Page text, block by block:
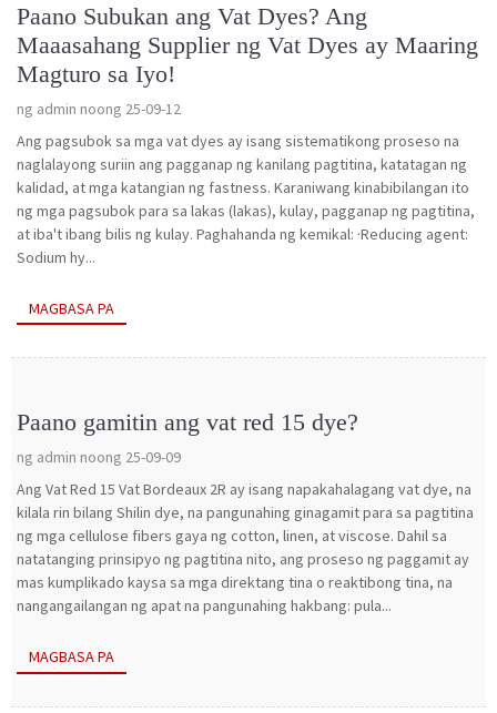
Paano Subukan ang Vat Dyes? Ang
Maaasahang Supplier ng Vat Dyes ay Maaring
Magturo sa Iyo!
ng admin noong 25-09-12
Ang pagsubok sa mga vat dyes ay isang sistematikong proseso na
naglalayong suriin ang pagganap ng kanilang pagtitina, katatagan ng
kalidad, at mga katangian ng fastness. Karaniwang kinabibilangan ito
ng mga pagsubok para sa lakas (lakas), kulay, pagganap ng pagtitina,
at iba't ibang bilis ng kulay. Paghahanda ng kemikal: ·Reducing agent:
Sodium hy...
MAGBASA PA
Paano gamitin ang vat red 15 dye?
ng admin noong 25-09-09
Ang Vat Red 15 Vat Bordeaux 2R ay isang napakahalagang vat dye, na
kilala rin bilang Shilin dye, na pangunahing ginagamit para sa pagtitina
ng mga cellulose fibers gaya ng cotton, linen, at viscose. Dahil sa
natatanging prinsipyo ng pagtitina nito, ang proseso ng paggamit ay
mas kumplikado kaysa sa mga direktang tina o reaktibong tina, na
nangangailangan ng apat na pangunahing hakbang: pula...
MAGBASA PA